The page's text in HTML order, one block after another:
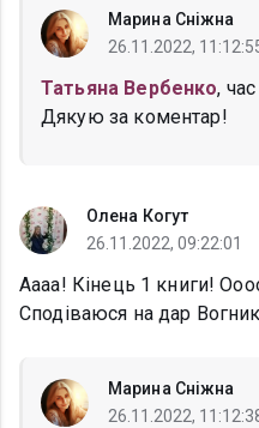
Марина Сніжна
26.11.2022,
Татьяна Вербенко,
Дякую за коментар!
Олена Когут
26.11.2022, 09:22:01
Аааа! Кінець 1 книги!
Сподіваюся на дар
Марина Сніжна
26.11.2022,